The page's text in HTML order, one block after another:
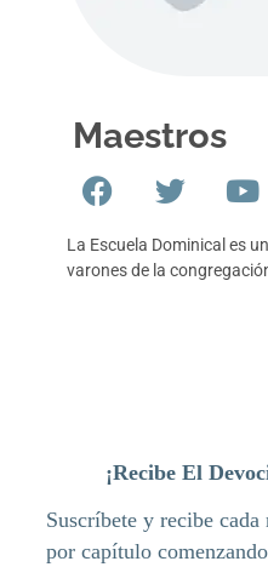
Maestros
La Escuela Dominical es
varones de la
¡Recibe El
Suscríbete y recibe
por capítulo